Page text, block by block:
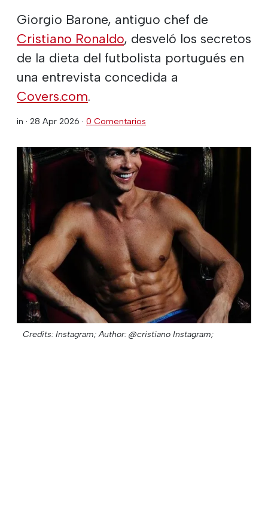
Giorgio Barone, antiguo chef de
Cristiano Ronaldo, desveló los secretos
de la dieta del futbolista portugués en
una entrevista concedida a
Covers.com.
in · 28 Apr 2026 · 0 Comentarios
Credits: Instagram; Author: @cristiano Instagram;